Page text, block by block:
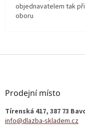
objednavatelem tak
oboru
Z
Prodejní místo
Tírenská 417, 387 73
info@dlazba-skladem.cz